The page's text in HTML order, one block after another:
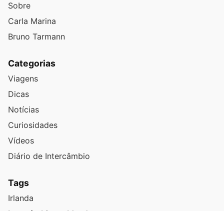
Sobre
Carla Marina
Bruno Tarmann
Categorias
Viagens
Dicas
Notícias
Curiosidades
Vídeos
Diário de Intercâmbio
Tags
Irlanda